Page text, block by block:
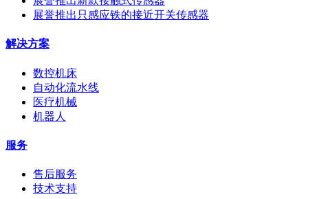
展誉推出只感应铁的接近开关传感器
解决方案
数控机床
自动化流水线
医疗机械
机器人
服务
售后服务
技术支持